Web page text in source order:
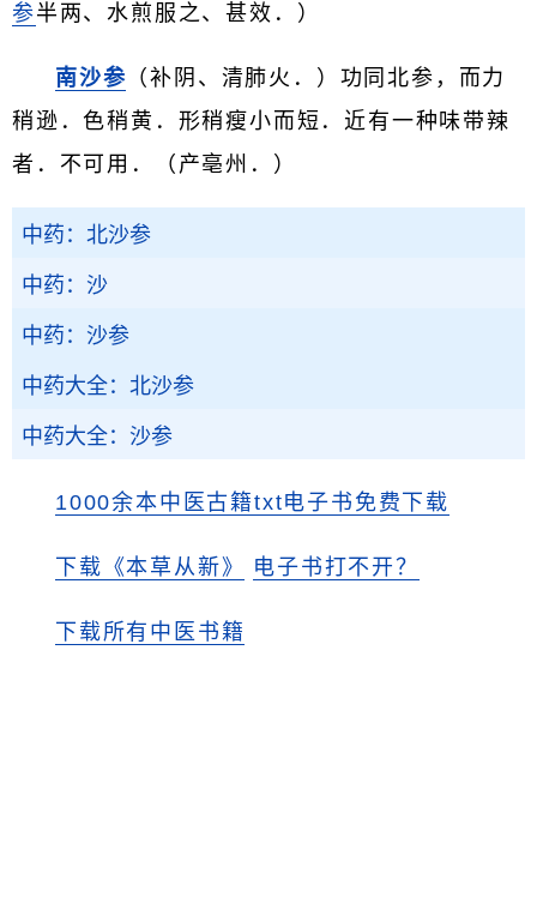
参半两、水煎服之、甚效．）
南沙参 （补阴、清肺火．）功同北参，而力
稍逊．色稍黄．形稍瘦小而短．近有一种味带辣
者．不可用．（产亳州．）
中药：北沙参
中药：沙
中药：沙参
中药大全：北沙参
中药大全：沙参
1000余本中医古籍txt电子书免费下载
下载《本草从新》 电子书打不开？
下载所有中医书籍